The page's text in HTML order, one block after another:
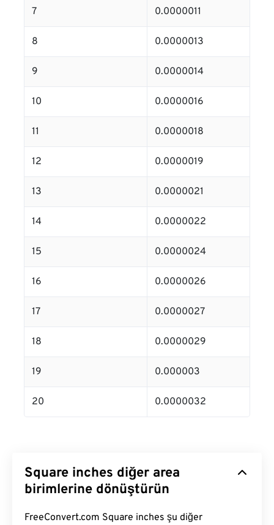
7 0.0000011
8 0.0000013
9 0.0000014
10 0.0000016
11 0.0000018
12 0.0000019
13 0.0000021
14 0.0000022
15 0.0000024
16 0.0000026
17 0.0000027
18 0.0000029
19 0.000003
20 0.0000032
Square inches diğer area
birimlerine dönüştürün
FreeConvert.com Square inches şu diğer